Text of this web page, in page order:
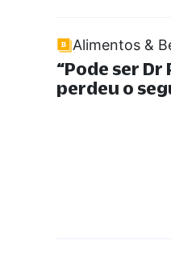
Alimentos &
“Pode ser Dr
perdeu o